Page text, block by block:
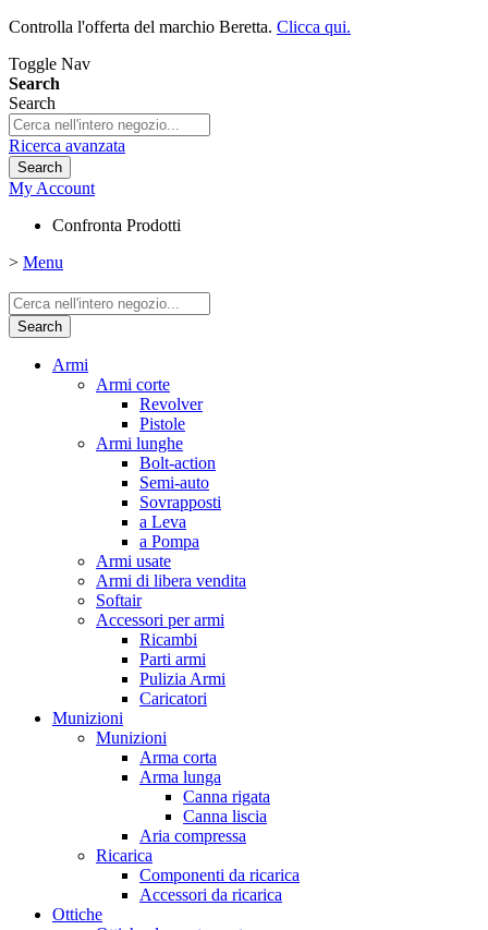
Controlla l'offerta del marchio Beretta. Clicca qui.
Toggle Nav
Search
Search
Ricerca avanzata
Search
My Account
Confronta Prodotti
> Menu
Search
Armi
Armi corte
Revolver
Pistole
Armi lunghe
Bolt-action
Semi-auto
Sovrapposti
a Leva
a Pompa
Armi usate
Armi di libera vendita
Softair
Accessori per armi
Ricambi
Parti armi
Pulizia Armi
Caricatori
Munizioni
Munizioni
Arma corta
Arma lunga
Canna rigata
Canna liscia
Aria compressa
Ricarica
Componenti da ricarica
Accessori da ricarica
Ottiche